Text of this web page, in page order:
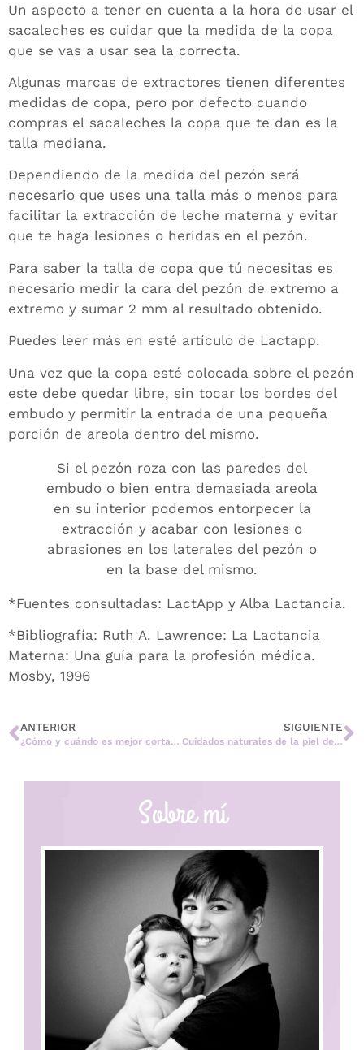
Un aspecto a tener en cuenta a la hora de usar el
sacaleches es cuidar que la medida de la copa
que se vas a usar sea la correcta.
Algunas marcas de extractores tienen diferentes
medidas de copa, pero por defecto cuando
compras el sacaleches la copa que te dan es la
talla mediana.
Dependiendo de la medida del pezón será
necesario que uses una talla más o menos para
facilitar la extracción de leche materna y evitar
que te haga lesiones o heridas en el pezón.
Para saber la talla de copa que tú necesitas es
necesario medir la cara del pezón de extremo a
extremo y sumar 2 mm al resultado obtenido.
Puedes leer más en esté artículo de Lactapp.
Una vez que la copa esté colocada sobre el pezón
este debe quedar libre, sin tocar los bordes del
embudo y permitir la entrada de una pequeña
porción de areola dentro del mismo.
Si el pezón roza con las paredes del
embudo o bien entra demasiada areola
en su interior podemos entorpecer la
extracción y acabar con lesiones o
abrasiones en los laterales del pezón o
en la base del mismo.
*Fuentes consultadas: LactApp y Alba Lactancia.
*Bibliografía: Ruth A. Lawrence: La Lactancia
Materna: Una guía para la profesión médica.
Mosby, 1996
ANTERIOR
¿Cómo y cuándo es mejor cortar las uñas del bebé?
SIGUIENTE
Cuidados naturales de la piel del recién nacido
Sobre mí